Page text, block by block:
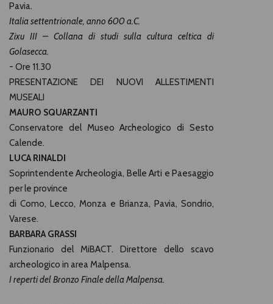
Pavia.
Italia settentrionale, anno 600 a.C.
Zixu III – Collana di studi sulla cultura celtica di
Golasecca.
- Ore 11.30
PRESENTAZIONE DEI NUOVI ALLESTIMENTI
MUSEALI
MAURO SQUARZANTI
Conservatore del Museo Archeologico di Sesto
Calende.
LUCA RINALDI
Soprintendente Archeologia, Belle Arti e Paesaggio
per le province
di Como, Lecco, Monza e Brianza, Pavia, Sondrio,
Varese.
BARBARA GRASSI
Funzionario del MiBACT. Direttore dello scavo
archeologico in area Malpensa.
I reperti del Bronzo Finale della Malpensa.